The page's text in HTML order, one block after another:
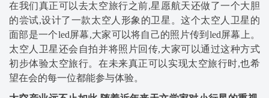
在我们真正可以去太空旅行之前,星愿航天还做了一个大胆
的尝试,设计了一款太空人形象的卫星。这个太空人卫星的
面部是一个led屏幕,大家可以将自己的照片传到led屏幕上。
太空人卫星还会自拍并将照片回传,大家可以通过这种方式
初步体验太空旅行。在未来真正可以实现太空旅行时,也希
望在会的每一位都能参与体验。